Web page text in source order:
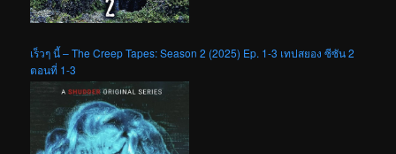
เร็วๆ นี้ – The Creep Tapes: Season 2 (2025) Ep. 1-3 เทปสยอง ซีซัน 2
ตอนที่ 1-3